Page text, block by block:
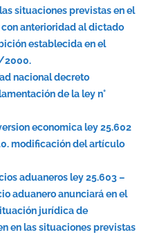
situaciones previstas en el
con anterioridad al dictado
establecida en el
2000.
nacional decreto
de la ley n°
economica ley 25.602
modificación del artículo
aduaneros ley 25.603 –
aduanero anunciará en el
jurídica de
en las situaciones previstas